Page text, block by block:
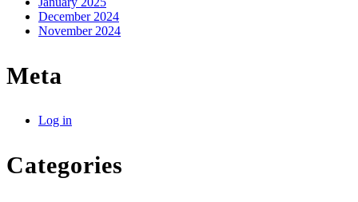
December 2024
November 2024
Meta
Log in
Categories